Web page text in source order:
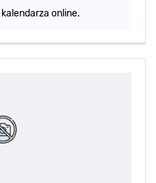
online.